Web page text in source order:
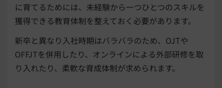
に育てるためには、未経験から一つひとつのスキルを
獲得できる教育体制を整えておく必要があります。
新卒と異なり入社時期はバラバラのため、OJTや
OFFJTを併用したり、オンラインによる外部研修を取
り入れたり、柔軟な育成体制が求められます。